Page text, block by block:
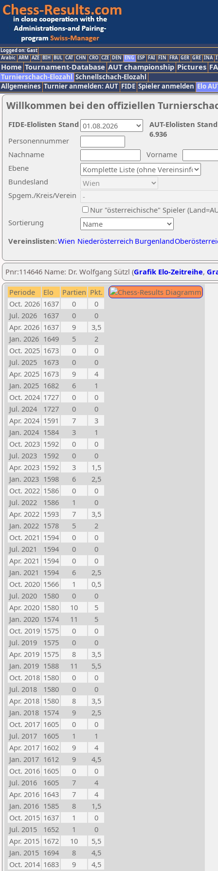
Logged on: Gast
Arabic ARM AZE BIH BUL CAT CHN CRO CZE DEN ENG ESP FAI FIN FRA GER GRE INA
Home Tournament-Database AUT championship Pictures
Turnierschach-Elozahl Schnellschach-Elozahl
Allgemeines Turnier anmelden: AUT FIDE Spieler anmelden Elo
Willkommen bei den offiziellen
Nachname
Vorname
Ebene
Sortierung
Personennummer
Bundesland
Spgem./Kreis/Verein
Nur "österreichische" Spieler
Vereinslisten:Wien Niederösterreich Burgenland
AUT-Elolisten
6.936
FIDE-Elolisten Stand
Pnr:114646 Name: Dr. Wolfgang Sützl (Grafik Elo-Zeitreihe,
Periode Elo Partien Pkt.
Oct. 2026 1637 0
0
Jul. 2026
1637 0
0
Apr. 2026 1637 9
3,5
Jan. 2026 1649 5
2
Oct. 2025 1673 0
0
Jul. 2025
1673 0
0
Apr. 2025 1673 9
4
Jan. 2025 1682 6
1
Oct. 2024 1727 0
0
Jul. 2024
1727 0
0
Apr. 2024 1591 7
3
Jan. 2024 1584 3
1
Oct. 2023 1592 0
0
Jul. 2023
1592 0
0
Apr. 2023 1592 3
1,5
Jan. 2023 1598 6
2,5
Oct. 2022 1586 0
0
Jul. 2022
1586 1
0
Apr. 2022 1593 7
3,5
Jan. 2022 1578 5
2
Oct. 2021 1594 0
0
Jul. 2021
1594 0
0
Apr. 2021 1594 0
0
Jan. 2021 1594 6
2,5
Oct. 2020 1566 1
0,5
Jul. 2020
1580 0
0
Apr. 2020 1580 10
5
Jan. 2020 1574 11
5
Oct. 2019 1575 0
0
Jul. 2019
1575 0
0
Apr. 2019 1575 8
3,5
Jan. 2019 1588 11
5,5
Oct. 2018 1580 0
0
Jul. 2018
1580 0
0
Apr. 2018 1580 8
3,5
Jan. 2018 1574 9
2,5
Oct. 2017 1605 0
0
Jul. 2017
1605 1
1
Apr. 2017 1602 9
4
Jan. 2017 1612 9
4,5
Oct. 2016 1605 0
0
Jul. 2016
1605 7
4
Apr. 2016 1643 7
4
Jan. 2016 1585 8
1,5
Oct. 2015 1637 1
0
Jul. 2015
1652 1
0
Apr. 2015 1672 10
5,5
Jan. 2015 1694 8
4,5
Oct. 2014 1683 9
4,5